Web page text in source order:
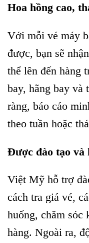
Hoa hồng cao,
Với mỗi vé máy
được, bạn sẽ
thể lên đến hàng
bay, hãng bay
ràng, báo cáo
theo tuần hoặc
Được đào tạo và
Việt Mỹ hỗ trợ
cách tra giá vé,
huống, chăm sóc
hàng. Ngoài ra,